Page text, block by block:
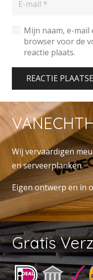
Mijn naam, e-mail
browser voor de
reactie plaats.
REACTIE
Wij vervaardigen
en serveerplanken.
Eigen ontwerp en in
Gratis